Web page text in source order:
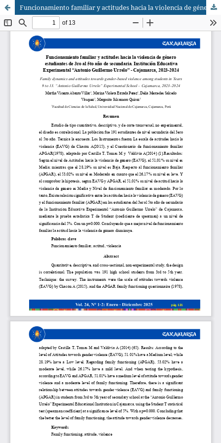
Funcionamiento familiar y actitudes hacia la violencia de género estudiantes de 3ro al 5to año de secundaria. Institución Educativa Experimental “Antonio Guillermo Urrelo” - Cajamarca, 2023-2024